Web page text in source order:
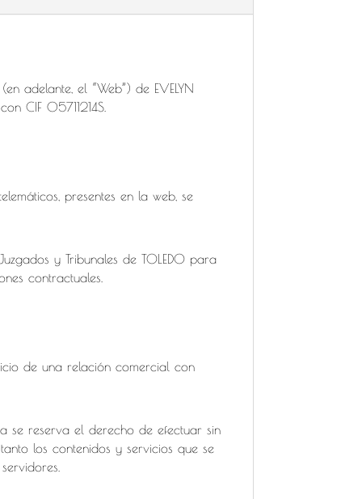
adelante, el “Web”) de EVELYN
CIF 05711214S.
presentes en la web, se
y Tribunales de TOLEDO para
contractuales.
de una relación comercial con
se reserva el derecho de efectuar sin
los contenidos y servicios que se